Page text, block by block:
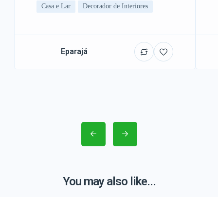
Casa e Lar Decorador de Interiores
Eparajá
You may also like...